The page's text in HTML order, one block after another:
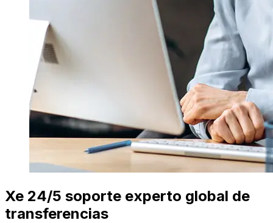
Xe 24/5 soporte experto global de
transferencias